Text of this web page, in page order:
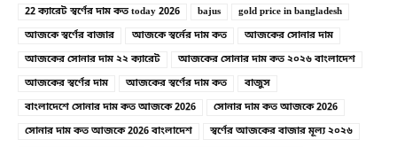
22 ক্যারেট স্বর্ণের দাম কত today 2026
bajus
gold price in bangladesh
আজকে স্বর্ণের বাজার
আজকে স্বর্নের দাম কত
আজকের সোনার দাম
আজকের সোনার দাম ২২ ক্যারেট
আজকের সোনার দাম কত ২০২৬ বাংলাদেশ
আজকের স্বর্ণের দাম
আজকের স্বর্ণের দাম কত
বাজুস
বাংলাদেশে সোনার দাম কত আজকে 2026
সোনার দাম কত আজকে 2026
সোনার দাম কত আজকে 2026 বাংলাদেশ
স্বর্ণের আজকের বাজার মূল্য ২০২৬